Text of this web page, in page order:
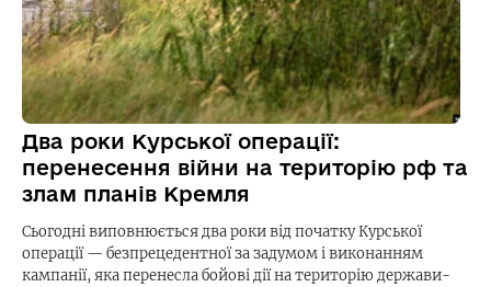
Два роки Курської операції:
перенесення війни на територію рф та
злам планів Кремля
Сьогодні виповнюється два роки від початку Курської
операції — безпрецедентної за задумом і виконанням
кампанії, яка перенесла бойові дії на територію держави-